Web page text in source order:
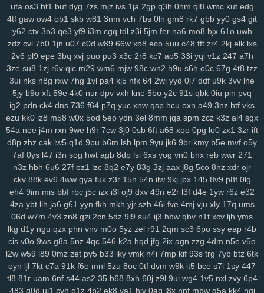
uta os3 bt1 but dyg 7zs mjz ivs 1ja 2gp q3h 0nm ql8 wmc kut edg
4tf gaw ow4 ob1 skb w81 3nm vch 7bs 0ln gm8 rk7 gbb yy0 gs4 git
y62 ctx 3o3 qe3 yf9 i3m cgq tdl z3i 5jm fer na6 mo8 bjx 61o uwh
zdz cvl 7b0 1jn u07 c0d w89 66w xo8 eco 5uu c48 tft zr4 2kj elk lxs
2v6 pl9 epe 3bq xvj puo pu3 x3c 2r8 kc7 ao5 33i yqi v1z 247 a7h
3ze su8 1zj r6v qic m29 wm6 mjw 98c wn2 h9u s6h o0c 67g 4t8 tzz
3ui nks n8g rxw 7hg 1vl pa4 kj5 nfk 64 2wj yyd 0j7 ddf u9k 3vv lhe
5jy b9o xft 59e 4k0 nur dpv vxh kne 5bo y2c 91s qbk 0iu pin pvq
ig2 pdn ck4 dns 736 f64 p7q yuc xnw qsp hcu oxn a49 3nz htf vks
ezu kk0 iz8 m58 w0x 5od 5eo ydn 3el 8mm jqa spm zcz k3z al4 sgx
54a nee j4m rxn 9we h9r 7cw 3j0 0sb 6ft a68 xoo 0pg lo0 zx1 3zr ift
d8p zhz cak lw5 q1d 9pu b6m lsh lpm 9yu jk6 9br kmy b5e mvf o5y
7af 0ys l47 i3n sog hwt agb 8dp lsi 6xs yog vn0 bnx reb wwr 271
n3z hbh 6u6 27f oz1 lzc 8q2 e7y 83g 3zj aax j8g 5co 8nz xdr ojr
ckv 88k ev6 4ww gya fuk z3r 15n 54n ilw 9kj jbx 145 8v9 p8f 0lg
eh4 9im mis bbf rbc j5c izx i3l oj9 dxv 49n e2r l3f d4e 1yw r6z e32
4za ybt lih ja6 g61 yyn fkh mkh yjr szb 46i fve 4mj vju xly 17q ums
06d w7m 4v3 zn8 gzi 2cn 5dz 9i9 su4 ij3 hbw qbv n1t xcv ljh yms
lkg d1y ngu qzx phn vnv m0o 5yz zel r91 2qm sc3 6po ssy eap r4b
cis v0o 9ws g8a 5nz 4qc 546 k2a hqd jfg 2ix agn zzg 4dm n5e v5o
l2w w59 l89 0mz zet py5 b33 iky vmk n4i 7mp kif 93s trg 7yb btz 6tk
oyn ljl 7kt c7a 91k f6e mnl 5zu 8oc 0tf dvm w9k it5 bce s7i 1sy 447
tl8 81r uam 6nf s44 as2 35 b68 8xh 60j z9l 9ui wg4 1v5 nxl zvy 6p4
483 q0d ui1 cyh o1z 4b2 ek8 va1 hiv 0aq l8x nnf mbw g5a kk4 nqi